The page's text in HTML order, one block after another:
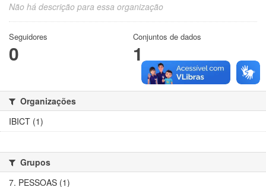
Não há descrição para essa organização
Seguidores
0
Conjuntos de dados
1
Organizações
IBICT (1)
Grupos
7. PESSOAS (1)